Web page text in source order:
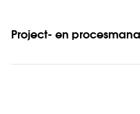
Project- en